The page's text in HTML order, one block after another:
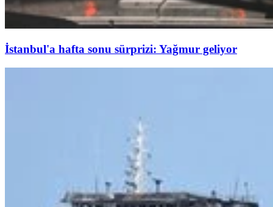
İstanbul'a hafta sonu sürprizi: Yağmur geliyor